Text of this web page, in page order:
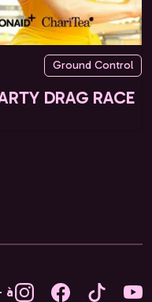
Ground Control
DRAG RACE
à